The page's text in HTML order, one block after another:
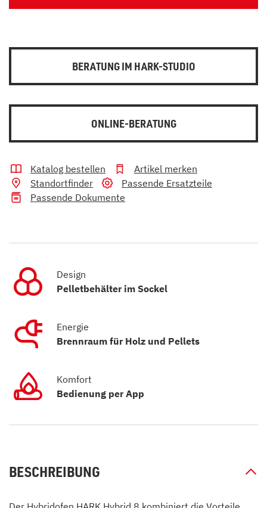
BERATUNG IM HARK-STUDIO
ONLINE-BERATUNG
Katalog bestellen
Artikel merken
Standortfinder
Passende Ersatzteile
Passende Dokumente
Design
Pelletbehälter im Sockel
Energie
Brennraum für Holz und Pellets
Komfort
Bedienung per App
BESCHREIBUNG